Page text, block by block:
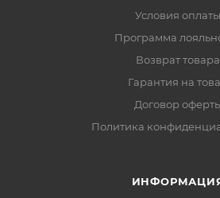
Условия оплаты
Программа
Возврат товара
Гарантия на
Договор
Политика